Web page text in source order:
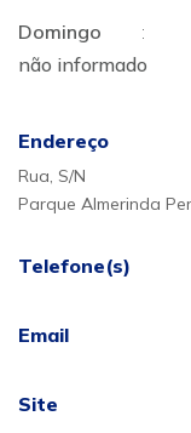
Domingo
:
não informado
Endereço
Rua, S/N
Parque Almerinda
Telefone(s)
Email
Site